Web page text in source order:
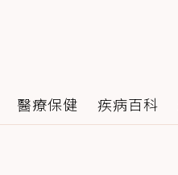
醫療保健 疾病百科